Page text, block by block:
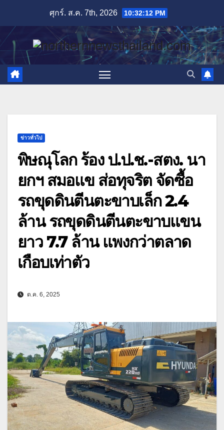
content
ศุกร์. ส.ค. 7th, 2026 10:32:13 PM
ข่าวทั่วไป
พิษณุโลก ร้อง ป.ป.ช.-สตง. นา
ยกฯ สมอแข ส่อทุจริต จัดซื้อ
รถขุดดินตีนตะขาบเล็ก 2.4
ล้าน รถขุดดินตีนตะขาบแขน
ยาว 7.7 ล้าน แพงกว่าตลาด
เกือบเท่าตัว
ต.ค. 6, 2025